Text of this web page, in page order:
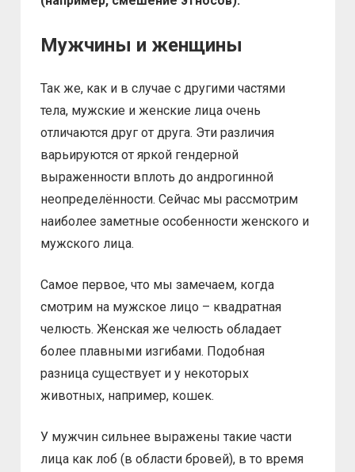
Мужчины и женщины
Так же, как и в случае с другими частями
тела, мужские и женские лица очень
отличаются друг от друга. Эти различия
варьируются от яркой гендерной
выраженности вплоть до андрогинной
неопределённости. Сейчас мы рассмотрим
наиболее заметные особенности женского и
мужского лица.
Самое первое, что мы замечаем, когда
смотрим на мужское лицо – квадратная
челюсть. Женская же челюсть обладает
более плавными изгибами. Подобная
разница существует и у некоторых
животных, например, кошек.
У мужчин сильнее выражены такие части
лица как лоб (в области бровей), в то время